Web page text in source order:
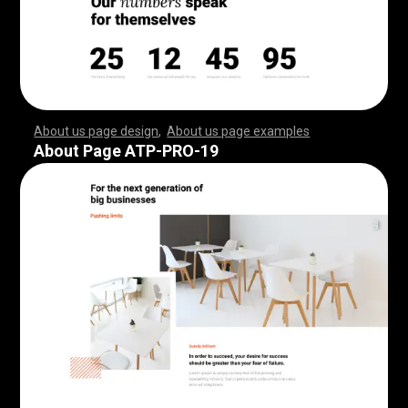
About us page design ,About us page examples
,,,,,,,,,,,,,,,,,,,,,,,, ,,,,,,,,,,,,,,,,,,,,,,,,,,,
,,,,,,,,,,,,,,,,,,,,,,,, ,,,,,,,,,,,,,,,,,,,,,,,,,,,
,,,,,,,,,,,,,,,,,,,,,,,, ,,,,,,,,,,,,,,,,,,,,,,,,,,,
,,,,,,,,,,,,,,,,,,,,,,,, ,,,,,,,,,,,,,,,,,,,,,,,,,,,
,,,,,,,,,,,,,,,,,,,,,,,, ,,,,,,,,,,,,,,,,,,,,,,,,,,,
,,,,,,,,,,,,,,,,,,,,,,,, ,,,,,,,,,,,,,,,,,,,,,,,,,,,
,,,,,,,,,,,,,,,,,,,,,,,, ,,,,,,,,,,,,,,,,,,,,,,,,,,,
,,,,,,,,,,,,,,,,,,,,,,,, ,,,,,,,,,,,,
About Page ATP-PRO-19